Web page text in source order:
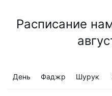
Расписание
День Фаджр Шурук